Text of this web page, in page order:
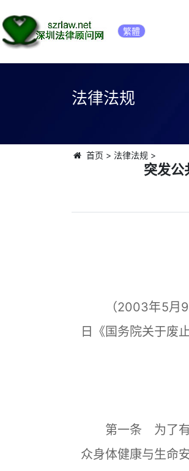
繁體
法律法规
首页 > 法律法规 >
突发公
（2003年5月9
日《国务院关于废
第一条 为了有效
众身体健康与生命